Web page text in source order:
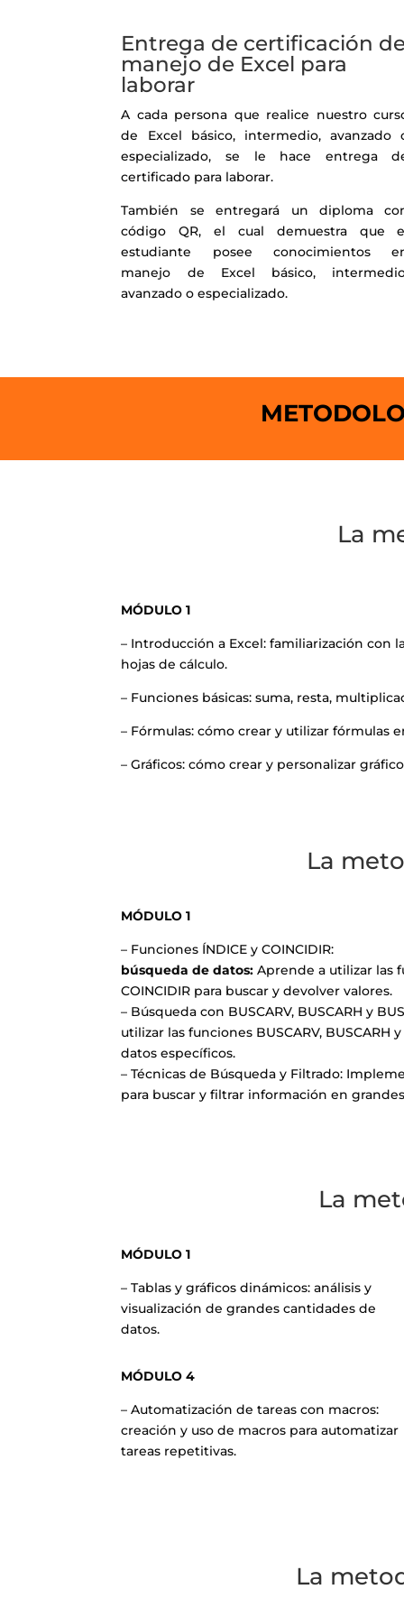
Entrega de certificación de
manejo de Excel para
laborar
A cada persona que realice nuestro
de Excel básico, intermedio, avanzado
especializado, se le hace entrega
certificado para laborar.
También se entregará un diploma
código QR, el cual demuestra que
estudiante posee conocimientos
manejo de Excel básico,
avanzado o especializado.
La
MÓDULO 1
– Introducción a Excel: familiarización con
hojas de cálculo.
– Funciones básicas: suma, resta,
– Fórmulas: cómo crear y utilizar fórmulas
– Gráficos: cómo crear y personalizar
La
MÓDULO 1
– Funciones ÍNDICE y COINCIDIR:
búsqueda de datos:Aprende a utilizar las
COINCIDIR para buscar y devolver valores.
– Búsqueda con BUSCARV, BUSCARH y
utilizar las funciones BUSCARV, BUSCARH
datos específicos.
– Técnicas de Búsqueda y Filtrado:
para buscar y filtrar información en
La
MÓDULO 1
– Tablas y gráficos dinámicos: análisis y
visualización de grandes cantidades de
datos.
MÓDULO 4
– Automatización de tareas con macros:
creación y uso de macros para automatizar
tareas repetitivas.
La